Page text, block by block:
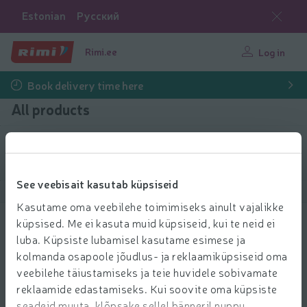
See veebisait kasutab küpsiseid
Kasutame oma veebilehe toimimiseks ainult vajalikke
küpsised. Me ei kasuta muid küpsiseid, kui te neid ei
luba. Küpsiste lubamisel kasutame esimese ja
kolmanda osapoole jõudlus- ja reklaamiküpsiseid oma
veebilehe täiustamiseks ja teie huvidele sobivamate
reklaamide edastamiseks. Kui soovite oma küpsiste
Estonian Русский
Rimi.ee Log in
Book delivery time here
All products
Filter products
Show products
Puulabidas Banquet 29cm
0.99 € per pcs.
099 Price per unit: 0,99 €/pcs.
0,99 €/pcs.
Add to cart